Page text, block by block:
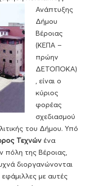
Ανάπτυξης
Δήμου
Βέροιας
(ΚΕΠΑ –
πρώην
ΔΕΤΟΠΟΚΑ)
, είναι ο
κύριος
φορέας
σχεδιασμού
του Δήμου. Υπό
Τεχνών ένα
πόλη της Βέροιας,
διοργανώνονται
με αυτές